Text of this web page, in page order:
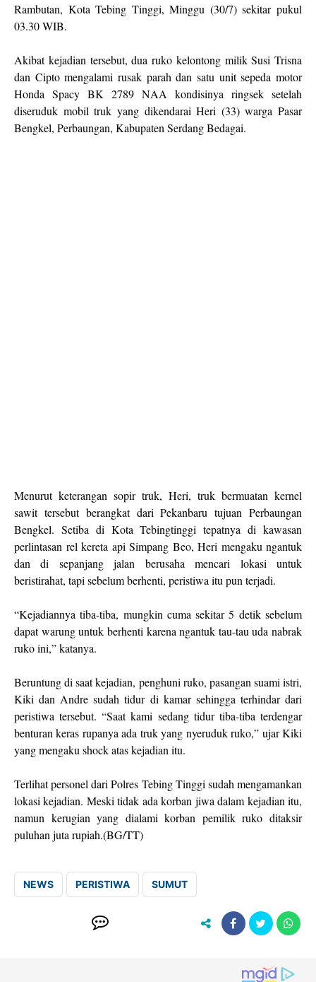
Rambutan, Kota Tebing Tinggi, Minggu (30/7) sekitar pukul
03.30 WIB.
Akibat kejadian tersebut, dua ruko kelontong milik Susi Trisna
dan Cipto mengalami rusak parah dan satu unit sepeda motor
Honda Spacy BK 2789 NAA kondisinya ringsek setelah
diseruduk mobil truk yang dikendarai Heri (33) warga Pasar
Bengkel, Perbaungan, Kabupaten Serdang Bedagai.
Menurut keterangan sopir truk, Heri, truk bermuatan kernel
sawit tersebut berangkat dari Pekanbaru tujuan Perbaungan
Bengkel. Setiba di Kota Tebingtinggi tepatnya di kawasan
perlintasan rel kereta api Simpang Beo, Heri mengaku ngantuk
dan di sepanjang jalan berusaha mencari lokasi untuk
beristirahat, tapi sebelum berhenti, peristiwa itu pun terjadi.
“Kejadiannya tiba-tiba, mungkin cuma sekitar 5 detik sebelum
dapat warung untuk berhenti karena ngantuk tau-tau uda nabrak
ruko ini,” katanya.
Beruntung di saat kejadian, penghuni ruko, pasangan suami istri,
Kiki dan Andre sudah tidur di kamar sehingga terhindar dari
peristiwa tersebut. “Saat kami sedang tidur tiba-tiba terdengar
benturan keras rupanya ada truk yang nyeruduk ruko,” ujar Kiki
yang mengaku shock atas kejadian itu.
Terlihat personel dari Polres Tebing Tinggi sudah mengamankan
lokasi kejadian. Meski tidak ada korban jiwa dalam kejadian itu,
namun kerugian yang dialami korban pemilik ruko ditaksir
puluhan juta rupiah.(BG/TT)
NEWS PERISTIWA SUMUT